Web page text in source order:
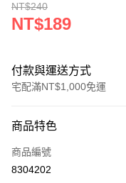
NT$240
NT$189
付款與運送方式
宅配滿NT$1,000免運
icash Pay
信用卡一次付款
商品特色
商品編號
8304202